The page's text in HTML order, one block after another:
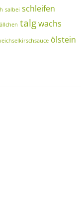
salbei schleifen
talgwachs
ölstein